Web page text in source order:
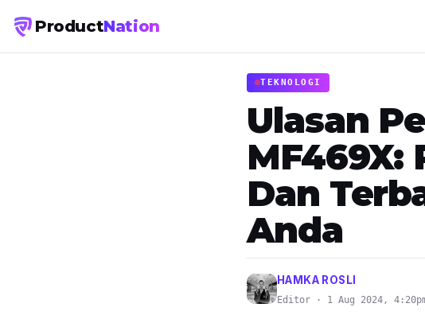
ProductNation
TEKNOLOGI
Ulasan
MF469X:
Dan
Anda
HAMKA ROSLI
Editor · 1 Aug 2024,